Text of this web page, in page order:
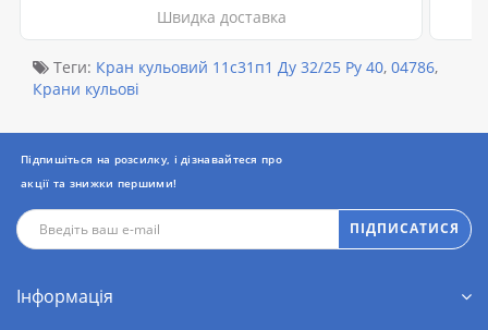
Швидка доставка
Теги: Кран кульовий 11с31п1 Ду 32/25 Ру 40, 04786,
Крани кульові
Підпишіться на розсилку, і дізнавайтеся про
акції та знижки першими!
ПІДПИСАТИСЯ
Інформація